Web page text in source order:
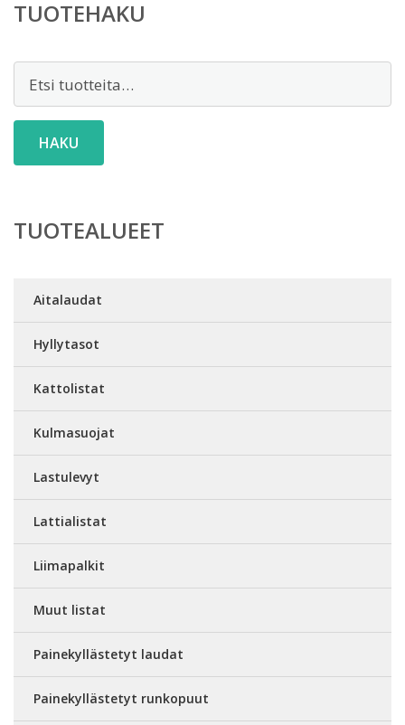
TUOTEHAKU
HAKU
TUOTEALUEET
Aitalaudat
Hyllytasot
Kattolistat
Kulmasuojat
Lastulevyt
Lattialistat
Liimapalkit
Muut listat
Painekyllästetyt laudat
Painekyllästetyt runkopuut